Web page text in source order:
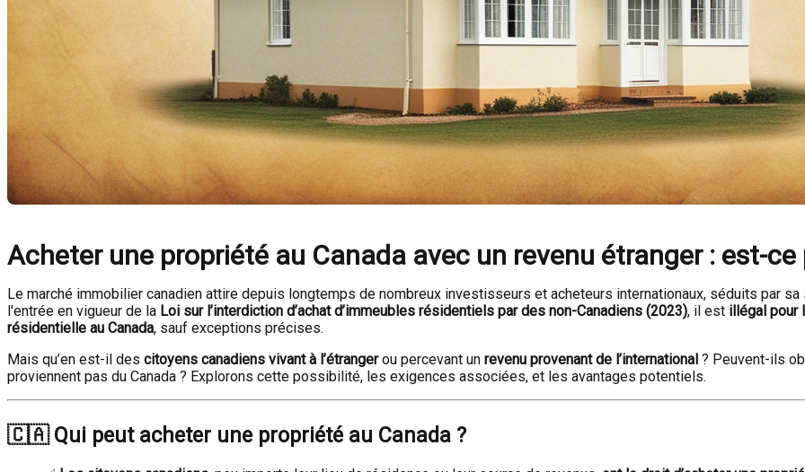
Acheter une propriété au Canada avec un revenu étranger : est-ce
Le marché immobilier canadien attire depuis longtemps de nombreux investisseurs et acheteurs internationaux, séduits par
l'entrée en vigueur de la Loi sur l’interdiction d’achat d’immeubles résidentiels par des non-Canadiens (2023), il est illégal pour
résidentielle au Canada, sauf exceptions précises.
Mais qu’en est-il des citoyens canadiens vivant à l’étrangerou percevant un revenu provenant de l’international ? Peuvent-ils
proviennent pas du Canada ? Explorons cette possibilité, les exigences associées, et les avantages potentiels.
🇨🇦Qui peut acheter une propriété au Canada ?